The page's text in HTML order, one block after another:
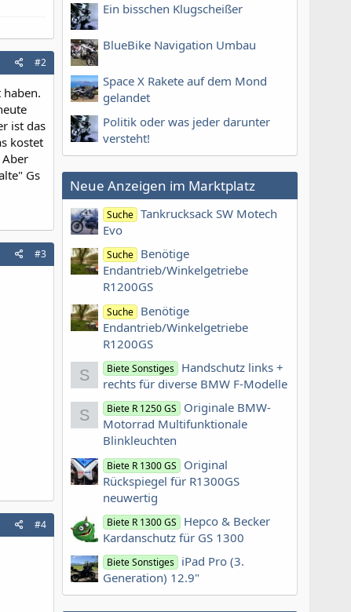
#2
ist das
kostet
Gs
#3
#4
Ein bisschen Klugscheißer
BlueBike Navigation Umbau
Space X Rakete auf dem Mond
gelandet
Politik oder was jeder darunter
versteht!
Neue Anzeigen im Marktplatz
Suche Tankrucksack SW Motech
Evo
Suche Benötige
Endantrieb/Winkelgetriebe
R1200GS
Suche Benötige
Endantrieb/Winkelgetriebe
R1200GS
S Biete Sonstiges Handschutz links +
rechts für diverse BMW F-Modelle
S Biete R 1250 GS
Originale BMW-
Motorrad Multifunktionale
Blinkleuchten
Biete R 1300 GS
Original
Rückspiegel für R1300GS
neuwertig
Biete R 1300 GS
Hepco & Becker
Kardanschutz für GS 1300
Biete Sonstiges iPad Pro (3.
Generation) 12.9"